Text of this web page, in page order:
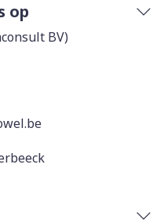
op
BV)